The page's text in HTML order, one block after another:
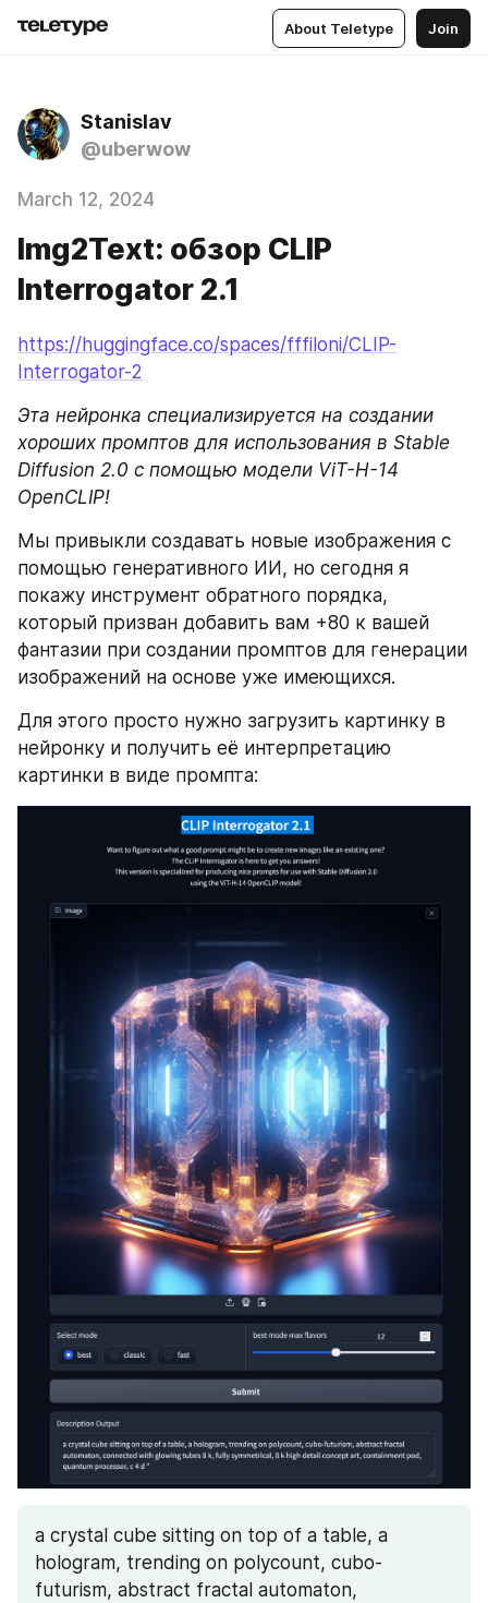
About Teletype Join
Stanislav
@uberwow
March 12, 2024
Img2Text: обзор CLIP
Interrogator 2.1
https://huggingface.co/spaces/fffiloni/CLIP-
Interrogator-2
Эта нейронка специализируется на создании
хороших промптов для использования в Stable
Diffusion 2.0 с помощью модели ViT-H-14
OpenCLIP!
Мы привыкли создавать новые изображения с
помощью генеративного ИИ, но сегодня я
покажу инструмент обратного порядка,
который призван добавить вам +80 к вашей
фантазии при создании промптов для генерации
изображений на основе уже имеющихся.
Для этого просто нужно загрузить картинку в
нейронку и получить её интерпретацию
картинки в виде промпта:
a crystal cube sitting on top of a table, a
hologram, trending on polycount, cubo-
futurism, abstract fractal automaton,